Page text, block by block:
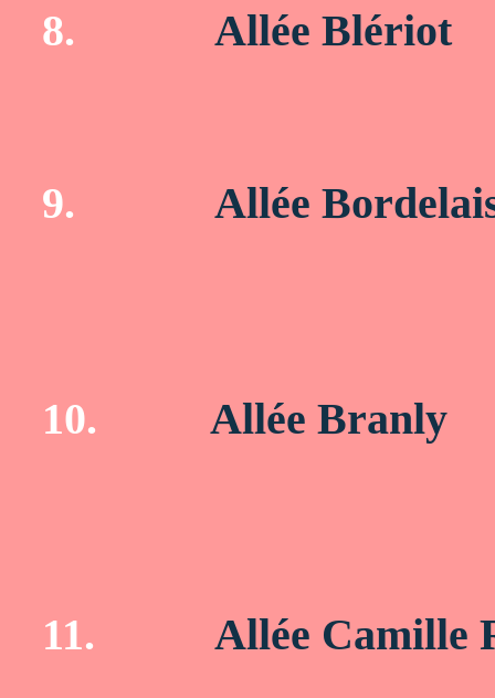
8. Allée Blériot
9. Allée
10. Allée Branly
11. Allée Camille